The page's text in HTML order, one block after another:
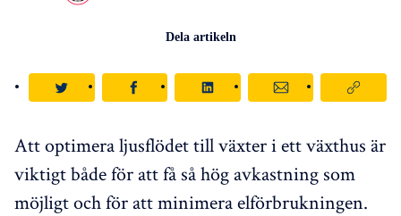
Dela artikeln
Att optimera ljusflödet till växter i ett växthus är
viktigt både för att få så hög avkastning som
möjligt och för att minimera elförbrukningen.